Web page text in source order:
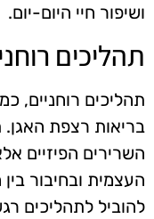
ושיפור חיי היום-יום.
תהליכים
תהליכים רוחניים,
בריאות רצפת
השרירים הפיזיים
העצמית ובחיבור בין
להוביל לתהליכים